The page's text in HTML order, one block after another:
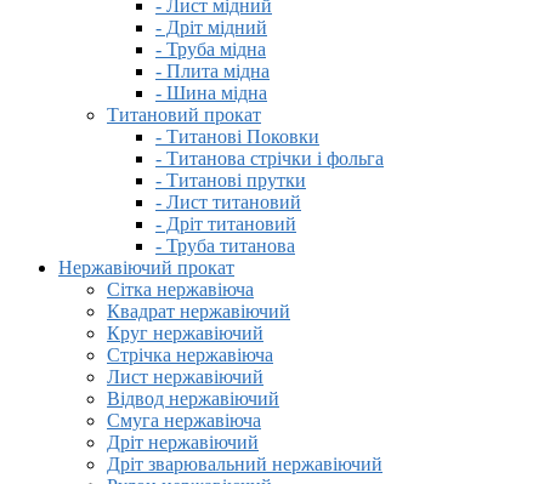
- Лист мідний
- Дріт мідний
- Труба мідна
- Плита мідна
- Шина мідна
Титановий прокат
- Титанові Поковки
- Титанова стрічки і фольга
- Титанові прутки
- Лист титановий
- Дріт титановий
- Труба титанова
Нержавіючий прокат
Сітка нержавіюча
Квадрат нержавіючий
Круг нержавіючий
Стрічка нержавіюча
Лист нержавіючий
Відвод нержавіючий
Смуга нержавіюча
Дріт нержавіючий
Дріт зварювальний нержавіючий